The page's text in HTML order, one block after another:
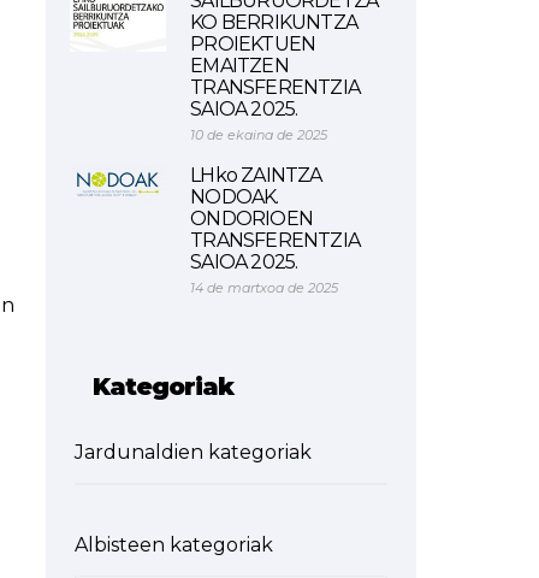
KO BERRIKUNTZA
PROIEKTUEN
EMAITZEN
TRANSFERENTZIA
SAIOA 2025.
10 de ekaina de 2025
LHko ZAINTZA
NODOAK.
ONDORIOEN
TRANSFERENTZIA
SAIOA 2025.
14 de martxoa de 2025
Kategoriak
Jardunaldien kategoriak
Albisteen kategoriak